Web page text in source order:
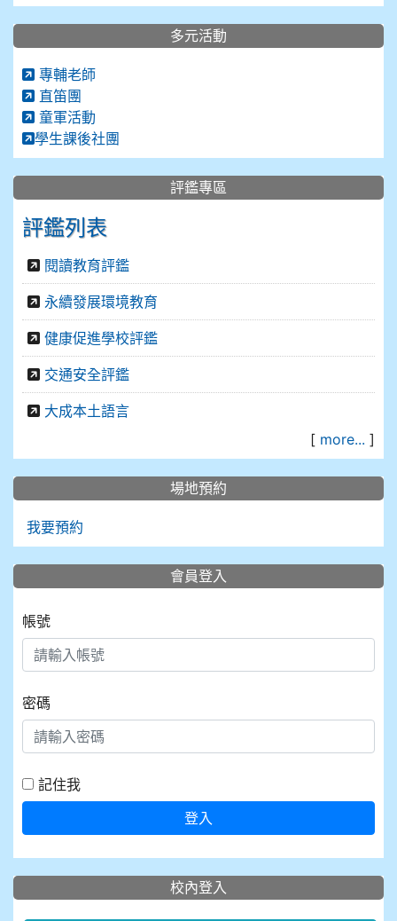
多元活動
專輔老師
直笛團
童軍活動
學生課後社團
評鑑專區
評鑑列表
閱讀教育評鑑
永續發展環境教育
健康促進學校評鑑
交通安全評鑑
大成本土語言
[ more... ]
場地預約
我要預約
會員登入
帳號
密碼
記住我
登入
校內登入